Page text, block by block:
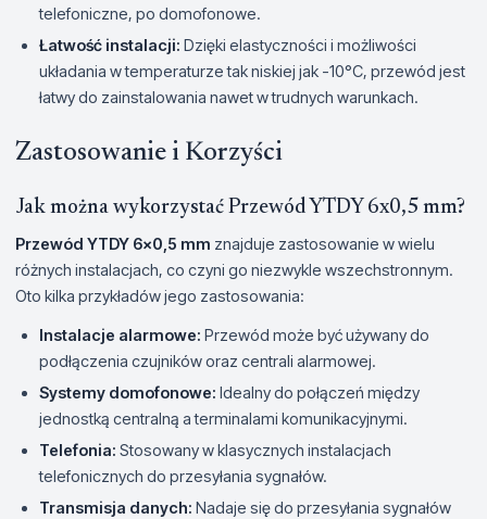
telefoniczne, po domofonowe.
Łatwość instalacji: Dzięki elastyczności i możliwości
układania w temperaturze tak niskiej jak -10°C, przewód jest
łatwy do zainstalowania nawet w trudnych warunkach.
Zastosowanie i Korzyści
Jak można wykorzystać Przewód YTDY 6x0,5 mm?
Przewód YTDY 6x0,5 mm znajduje zastosowanie w wielu
różnych instalacjach, co czyni go niezwykle wszechstronnym.
Oto kilka przykładów jego zastosowania:
Instalacje alarmowe: Przewód może być używany do
podłączenia czujników oraz centrali alarmowej.
Systemy domofonowe: Idealny do połączeń między
jednostką centralną a terminalami komunikacyjnymi.
Telefonia: Stosowany w klasycznych instalacjach
telefonicznych do przesyłania sygnałów.
Transmisja danych: Nadaje się do przesyłania sygnałów